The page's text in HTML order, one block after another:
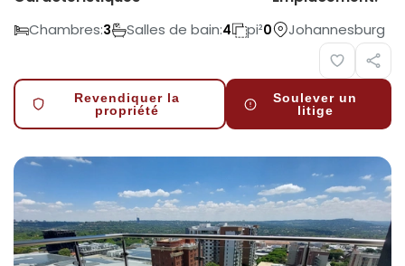
Chambres:3 Salles de bain:4 pi²0 Johannesburg
Revendiquer la
propriété
Soulever un
litige